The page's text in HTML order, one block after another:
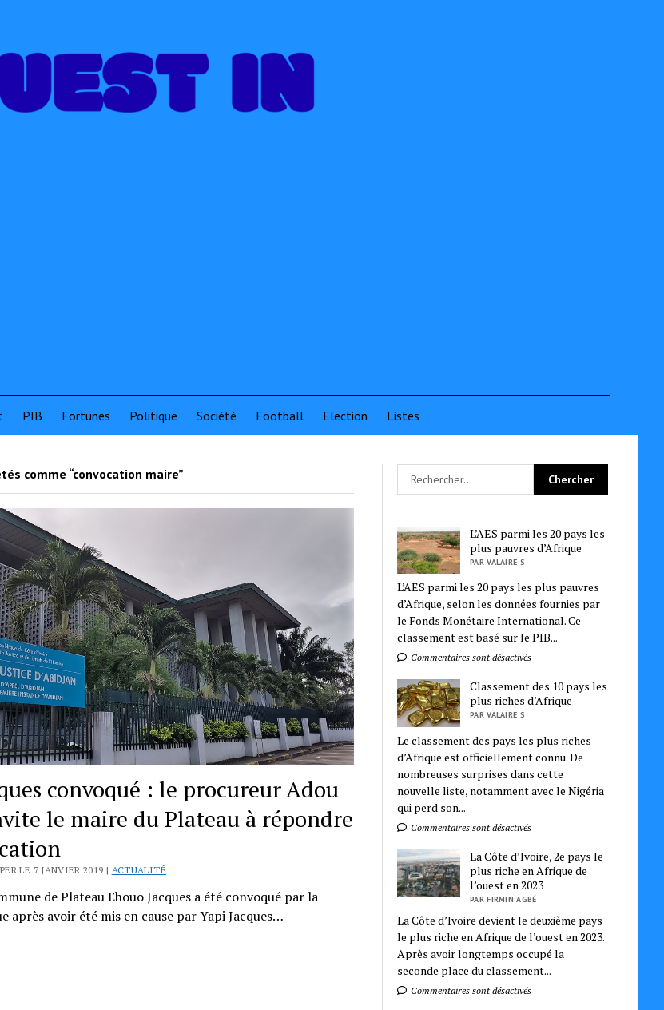
PIB Fortunes Politique Société Football Election Listes
comme “convocation maire”
convoqué : le procureur Adou
le maire du Plateau à répondre
LE 7 JANVIER 2019 | ACTUALITÉ
de Plateau Ehouo Jacques a été convoqué par la
après avoir été mis en cause par Yapi Jacques…
L’AES parmi les 20 pays les
plus pauvres d’Afrique
PAR VALAIRE S
L’AES parmi les 20 pays les plus pauvres
d’Afrique, selon les données fournies par
le Fonds Monétaire International. Ce
classement est basé sur le PIB...
Commentaires sont désactivés
Classement des 10 pays les
plus riches d’Afrique
PAR VALAIRE S
Le classement des pays les plus riches
d’Afrique est officiellement connu. De
nombreuses surprises dans cette
nouvelle liste, notamment avec le Nigéria
qui perd son...
Commentaires sont désactivés
La Côte d’Ivoire, 2e pays le
plus riche en Afrique de
l’ouest en 2023
PAR FIRMIN AGBÉ
La Côte d’Ivoire devient le deuxième pays
le plus riche en Afrique de l’ouest en 2023.
Après avoir longtemps occupé la
seconde place du classement...
Commentaires sont désactivés